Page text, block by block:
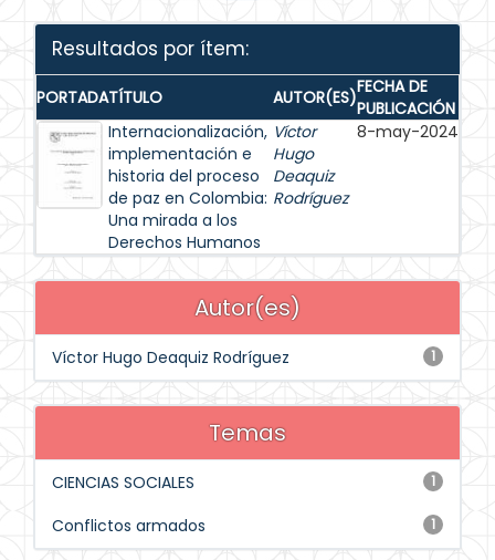
Resultados por ítem:
PORTADATÍTULO AUTOR(ES)FECHA DE
PUBLICACIÓN
Internacionalización,
implementación e
historia del proceso
de paz en Colombia:
Una mirada a los
Derechos Humanos
Víctor
Hugo
Deaquiz
Rodríguez
8-may-2024
Autor(es)
1
Víctor Hugo Deaquiz Rodríguez
Temas
1
CIENCIAS SOCIALES
1
Conflictos armados